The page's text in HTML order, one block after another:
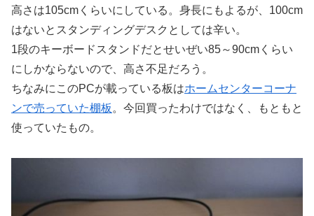
高さは105cmくらいにしている。身長にもよるが、100cm
はないとスタンディングデスクとしては辛い。
1段のキーボードスタンドだとせいぜい85～90cmくらい
にしかならないので、高さ不足だろう。
ちなみにこのPCが載っている板はホームセンターコーナ
ンで売っていた棚板 。今回買ったわけではなく、もともと
使っていたもの。